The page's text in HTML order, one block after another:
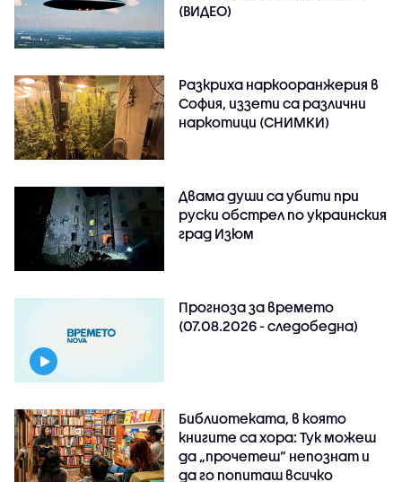
(ВИДЕО)
Разкриха наркооранжерия в
София, иззети са различни
наркотици (СНИМКИ)
Двама души са убити при
руски обстрeл по украинския
град Изюм
Прогноза за времето
(07.08.2026 - следобедна)
Библиотеката, в която
книгите са хора: Тук можеш
да „прочетеш“ непознат и
да го попиташ всичко